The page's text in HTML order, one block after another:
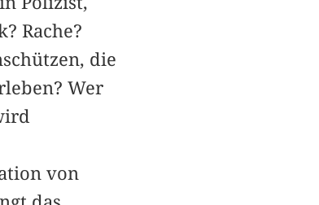
Rache?
die
Wer
von